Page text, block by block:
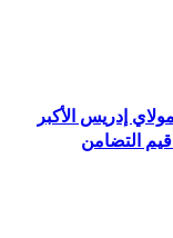
إدريس الأكبر
التضامن